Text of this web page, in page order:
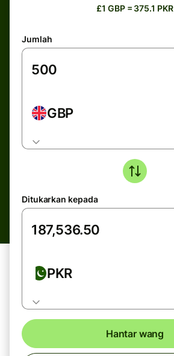
£1 GBP = 375.1 PKR
Jumlah
GBP
Ditukarkan kepada
PKR
Hantar wang